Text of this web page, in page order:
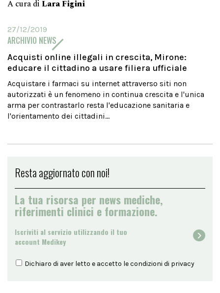
A cura di Lara Figini
27/12/2019
ARCHIVIO NEWS
Acquisti online illegali in crescita, Mirone:
educare il cittadino a usare filiera ufficiale
Acquistare i farmaci su internet attraverso siti non
autorizzati è un fenomeno in continua crescita e l'unica
arma per contrastarlo resta l'educazione sanitaria e
l'orientamento dei cittadini...
Resta aggiornato con noi!
La tua risorsa per news mediche,
riferimenti clinici e formazione.
Iscriviti al servizio utilizzando il tuo
account Medikey
Dichiaro di aver letto e accetto le condizioni di privacy